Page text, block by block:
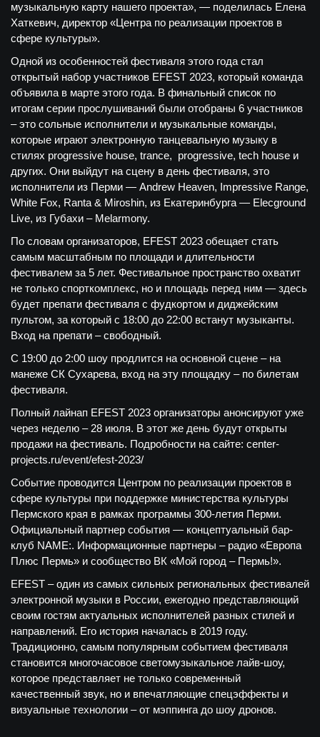
музыкальную карту нашего проекта», — поделилась Елена
Хаткевич, директор «Центра по реализации проектов в
сфере культуры».
Одной из особенностей фестиваля этого года стал
открытый набор участников EFEST 2023, который команда
объявила в марте этого года. В финальный список по
итогам серии прослушиваний были отобраны 6 участников
– это сольные исполнители и музыкальные команды,
которые играют электронную танцевальную музыку в
стилях progressive house, trance, progressive, tech house и
других. Они выйдут на сцену в день фестиваля, это
исполнители из Перми — Andrew Heaven, Impressive Range,
White Fox, Ranta & Miroshin, из Екатеринбурга — Elecground
Live, из Губахи – Melarmony.
По словам организаторов, EFEST 2023 обещает стать
самым масштабным по площади и длительности
фестивалем за 5 лет. Фестивальное пространство охватит
не только спорткомплекс, но и площадь перед ним — здесь
будет препати фестиваля с фудкортом и диджейским
пультом, за который с 18:00 до 22:00 встанут музыканты.
Вход на препати – свободный.
С 19:00 до 2:00 шоу продлится на основной сцене – на
манеже СК Сухарева, вход на эту площадку – по билетам
фестиваля.
Полный лайнап EFEST 2023 организаторы анонсируют уже
через неделю – 28 июля. В этот же день будут открыты
продажи на фестиваль. Подробности на сайте: center-
projects.ru/event/efest-2023/
Событие проводится Центром по реализации проектов в
сфере культуры при поддержке министерства культуры
Пермского края в рамках программы 300-летия Перми.
Официальный партнер события — концептуальный бар-
клуб NAME:. Информационные партнеры – радио «Европа
Плюс Пермь» и сообщество ВК «Мой город – Пермь!».
EFEST – один из самых сильных региональных фестивалей
электронной музыки в России, ежегодно представляющий
своим гостям актуальных исполнителей разных стилей и
направлений. Его история началась в 2019 году.
Традиционно, самым популярным событием фестиваля
становится многочасовое светомузыкальное лайв-шоу,
которое представляет не только современный
качественный звук, но и впечатляющие спецэффекты и
визуальные технологии – от мэппинга до шоу дронов.